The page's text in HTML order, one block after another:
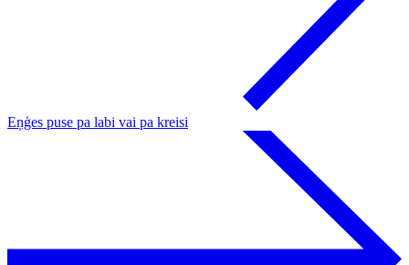
Eņģes puse pa labi vai pa kreisi